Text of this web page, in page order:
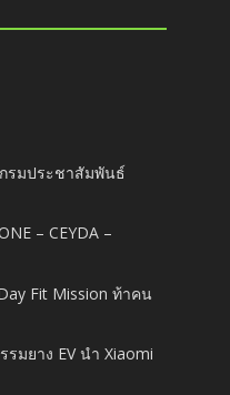
รมประชาสัมพันธ์
– CEYDA –
Fit Mission ท้าคน
มยาง EV นำ Xiaomi